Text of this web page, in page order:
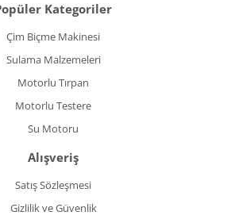
Kategoriler
Çim Biçme Makinesi
Sulama Malzemeleri
Motorlu Tırpan
Motorlu Testere
Su Motoru
Alışveriş
Satış Sözleşmesi
Gizlilik ve Güvenlik